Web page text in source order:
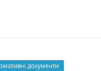
документи